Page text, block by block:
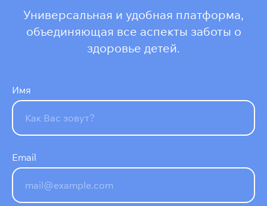
Универсальная и удобная платформа,
объединяющая все аспекты заботы о
здоровье детей.
Имя
Email